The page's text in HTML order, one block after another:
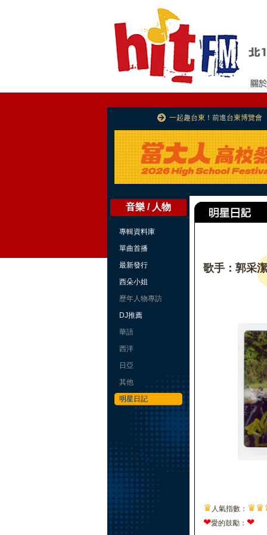
一起趣台東！前進台東博覽會
音樂 / 人物
專輯資料庫
單曲首播
最新發行
西朵小姐
歷年人物專訪
DJ推薦
華語
西洋
日亞
其他
明星日記
歌手：郭采潔
♛ 人氣指數： ♛♛
❤愛的鼓勵： ❤